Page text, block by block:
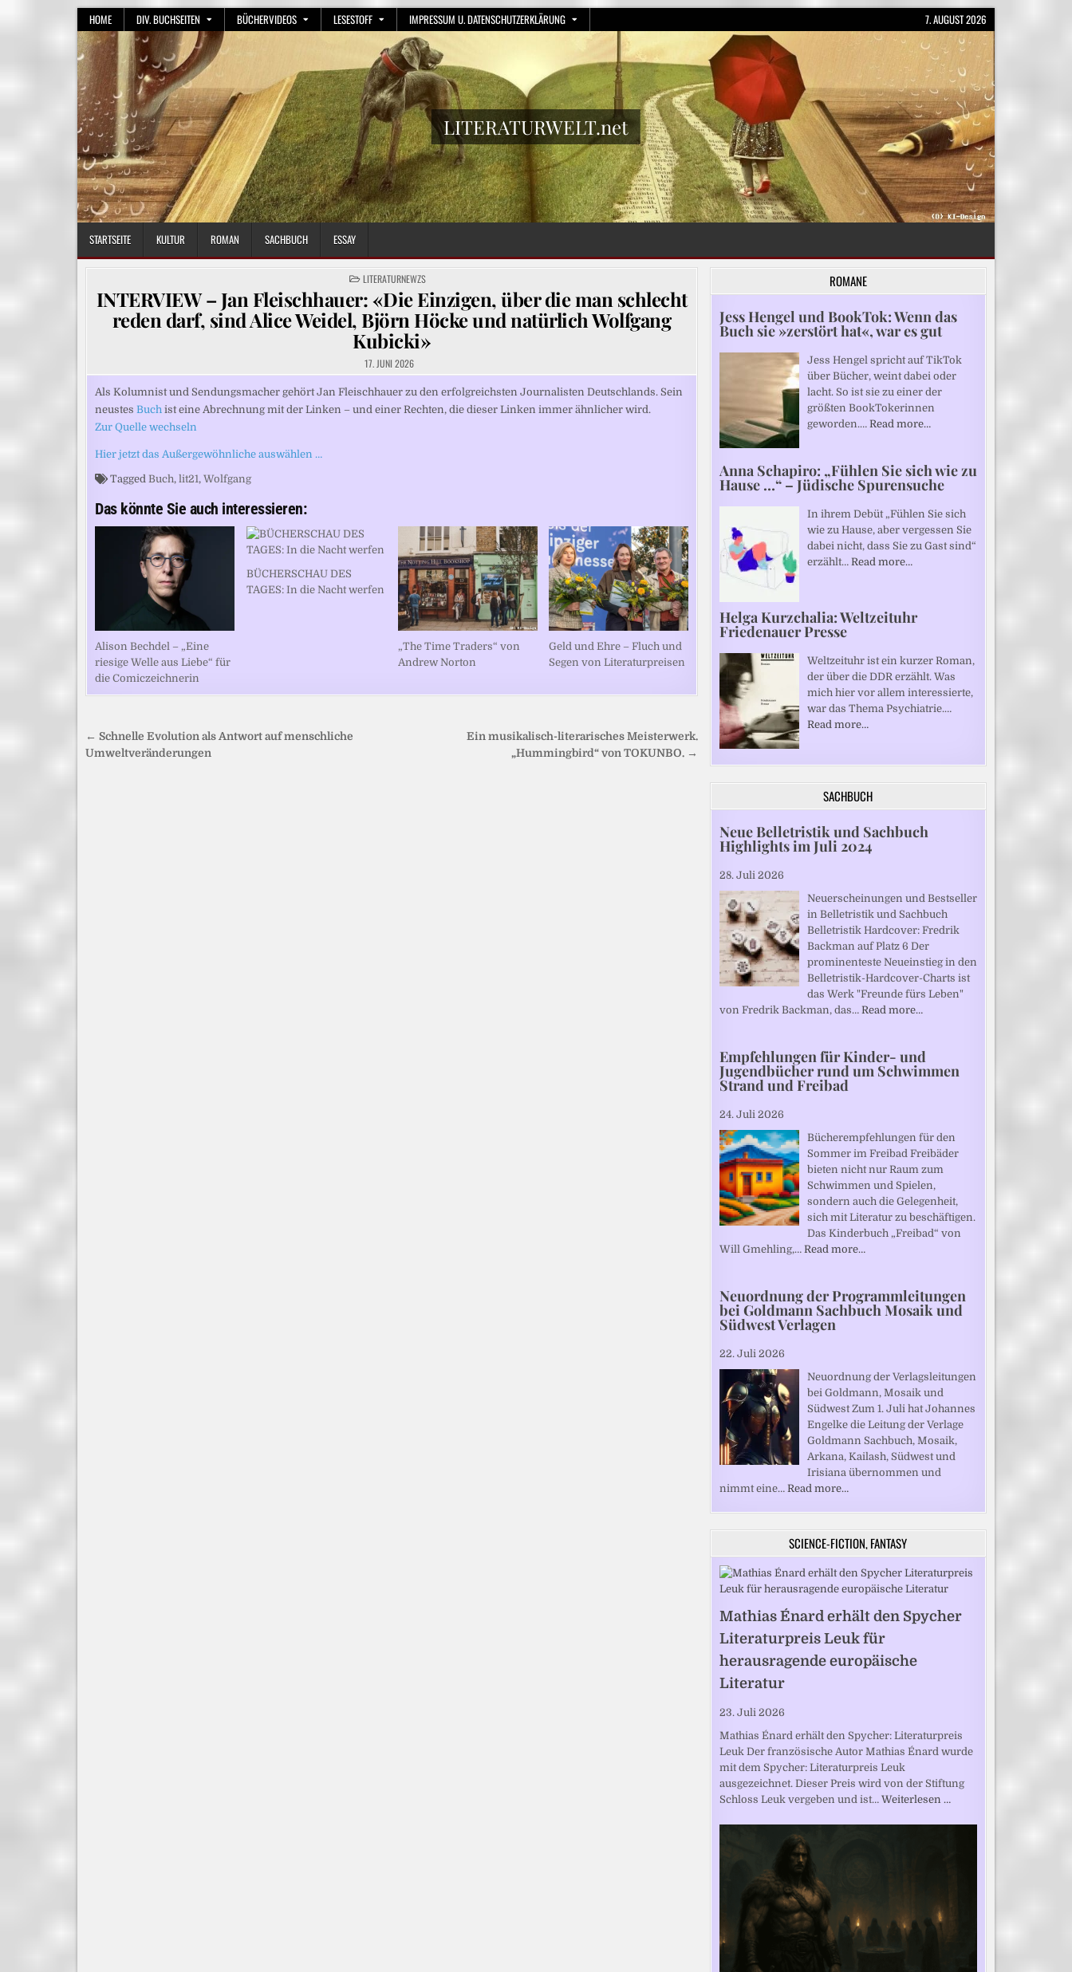
HOME DIV. BUCHSEITEN BÜCHERVIDEOS LESESTOFF IMPRESSUM U. DATENSCHUTZERKLÄRUNG 7. AUGUST 2026
LITERATURWELT.net
STARTSEITE KULTUR ROMAN SACHBUCH ESSAY
POSTED
IN
LITERATURNEWZS
INTERVIEW – Jan Fleischhauer: «Die Einzigen, über die man schlecht
reden darf, sind Alice Weidel, Björn Höcke und natürlich Wolfgang
Kubicki»
17. JUNI 2026
Als Kolumnist und Sendungsmacher gehört Jan Fleischhauer zu den erfolgreichsten Journalisten Deutschlands. Sein
neustes Buch ist eine Abrechnung mit der Linken – und einer Rechten, die dieser Linken immer ähnlicher wird.
Zur Quelle wechseln
Hier jetzt das Außergewöhnliche auswählen …
Tagged Buch, lit21, Wolfgang
Das könnte Sie auch interessieren:
Alison Bechdel – „Eine
riesige Welle aus Liebe“ für
die Comiczeichnerin
BÜCHERSCHAU DES
TAGES: In die Nacht werfen
„The Time Traders“ von
Andrew Norton
Geld und Ehre – Fluch und
Segen von Literaturpreisen
Beitragsnavigation
Ein musikalisch-literarisches Meisterwerk.
„Hummingbird“ von TOKUNBO. →
← Schnelle Evolution als Antwort auf menschliche
Umweltveränderungen
ROMANE
Jess Hengel und BookTok: Wenn das
Buch sie »zerstört hat«, war es gut
Jess Hengel spricht auf TikTok
über Bücher, weint dabei oder
lacht. So ist sie zu einer der
größten BookTokerinnen
geworden.… Read more…
Anna Schapiro: „Fühlen Sie sich wie zu
Hause …“ – Jüdische Spurensuche
In ihrem Debüt „Fühlen Sie sich
wie zu Hause, aber vergessen Sie
dabei nicht, dass Sie zu Gast sind“
erzählt… Read more…
Helga Kurzchalia: Weltzeituhr
Friedenauer Presse
Weltzeituhr ist ein kurzer Roman,
der über die DDR erzählt. Was
mich hier vor allem interessierte,
war das Thema Psychiatrie.…
Read more…
SACHBUCH
Neue Belletristik und Sachbuch
Highlights im Juli 2024
28. Juli 2026
Neuerscheinungen und Bestseller
in Belletristik und Sachbuch
Belletristik Hardcover: Fredrik
Backman auf Platz 6 Der
prominenteste Neueinstieg in den
Belletristik-Hardcover-Charts ist
das Werk "Freunde fürs Leben"
von Fredrik Backman, das… Read more…
Empfehlungen für Kinder- und
Jugendbücher rund um Schwimmen
Strand und Freibad
24. Juli 2026
Bücherempfehlungen für den
Sommer im Freibad Freibäder
bieten nicht nur Raum zum
Schwimmen und Spielen,
sondern auch die Gelegenheit,
sich mit Literatur zu beschäftigen.
Das Kinderbuch „Freibad“ von
Will Gmehling,… Read more…
Neuordnung der Programmleitungen
bei Goldmann Sachbuch Mosaik und
Südwest Verlagen
22. Juli 2026
Neuordnung der Verlagsleitungen
bei Goldmann, Mosaik und
Südwest Zum 1. Juli hat Johannes
Engelke die Leitung der Verlage
Goldmann Sachbuch, Mosaik,
Arkana, Kailash, Südwest und
Irisiana übernommen und
nimmt eine… Read more…
SCIENCE-FICTION, FANTASY
Mathias Énard erhält den Spycher
Literaturpreis Leuk für
herausragende europäische
Literatur
23. Juli 2026
Mathias Énard erhält den Spycher: Literaturpreis
Leuk Der französische Autor Mathias Énard wurde
mit dem Spycher: Literaturpreis Leuk
ausgezeichnet. Dieser Preis wird von der Stiftung
Schloss Leuk vergeben und ist… Weiterlesen …